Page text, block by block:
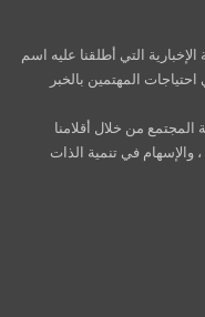
التي أطلقنا عليه اسم
المهتمين بالخبر
المجتمع من خلال أقلامنا